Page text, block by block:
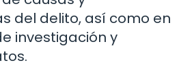
del delito, así como en
investigación y